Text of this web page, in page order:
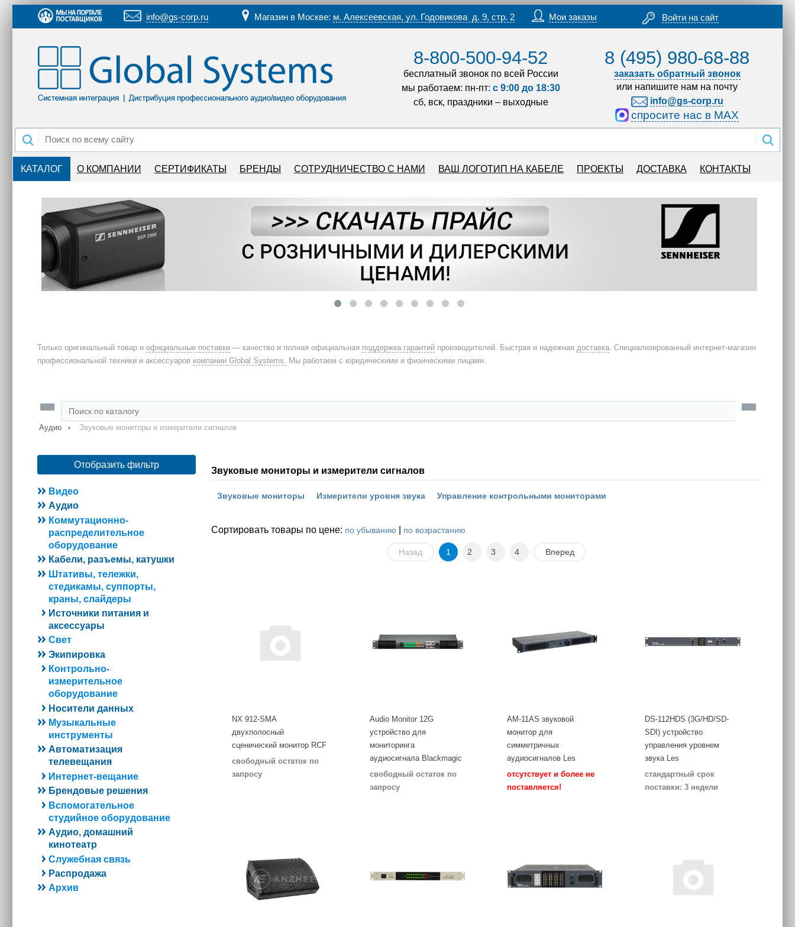
info@gs-corp.ru Магазин в Москве: м. Алексеевская, ул. Годовикова д. 9, стр. 2 Мои заказы Войти на сайт
8-800-500-94-52
бесплатный звонок по всей России
мы работаем: пн-пт: с 9:00 до 18:30
сб, вск, праздники – выходные
8 (495) 980-68-88
заказать обратный звонок
или напишите нам на почту
info@gs-corp.ru
спросите нас в MAX
КАТАЛОГ О КОМПАНИИ СЕРТИФИКАТЫ БРЕНДЫ СОТРУДНИЧЕСТВО С НАМИ ВАШ ЛОГОТИП НА КАБЕЛЕ ПРОЕКТЫ ДОСТАВКА КОНТАКТЫ
Только оригинальный товар и официальные поставки — качество и полная официальная поддержка гарантий производителей. Быстрая и надежная доставка. Специализированный интернет-магазин
профессиональной техники и аксессуаров компании Global Systems. Мы работаем с юридическими и физическими лицами.
Аудио Звуковые мониторы и измерители сигналов
Отобразить фильтр
Видео
Аудио
Коммутационно-
распределительное
оборудование
Кабели, разъемы, катушки
Штативы, тележки,
стедикамы, суппорты,
краны, слайдеры
Источники питания и
аксессуары
Свет
Экипировка
Контрольно-
измерительное
оборудование
Носители данных
Музыкальные
инструменты
Автоматизация
телевещания
Интернет-вещание
Брендовые решения
Вспомогательное
студийное оборудование
Аудио, домашний
кинотеатр
Служебная связь
Распродажа
Архив
Звуковые мониторы и измерители сигналов
Звуковые мониторы Измерители уровня звука Управление контрольными мониторами
Сортировать товары по цене: по убыванию по возрастанию
Назад 1 2 3 4 Вперед
NX 912-SMA
двухполосный
сценический монитор RCF
свободный остаток по
запросу
Audio Monitor 12G
устройство для
мониторинга
аудиосигнала Blackmagic
свободный остаток по
запросу
AM-11AS звуковой
монитор для
симметричных
аудиосигналов Les
отсутствует и более не
поставляется!
DS-112HDS (3G/HD/SD-
SDI) устройство
управления уровнем
звука Les
стандартный срок
поставки: 3 недели